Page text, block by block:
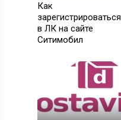
Как
зарегистрироваться
в ЛК на сайте
Ситимобил